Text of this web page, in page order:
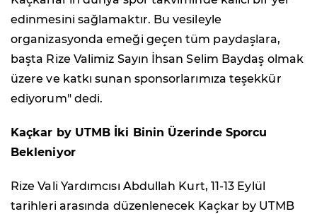
edinmesini sağlamaktır. Bu vesileyle
organizasyonda emeği geçen tüm paydaşlara,
başta Rize Valimiz Sayın İhsan Selim Baydaş olmak
üzere ve katkı sunan sponsorlarımıza teşekkür
ediyorum" dedi.
Kaçkar by UTMB İki Binin Üzerinde Sporcu
Bekleniyor
Rize Vali Yardımcısı Abdullah Kurt, 11-13 Eylül
tarihleri arasında düzenlenecek Kaçkar by UTMB